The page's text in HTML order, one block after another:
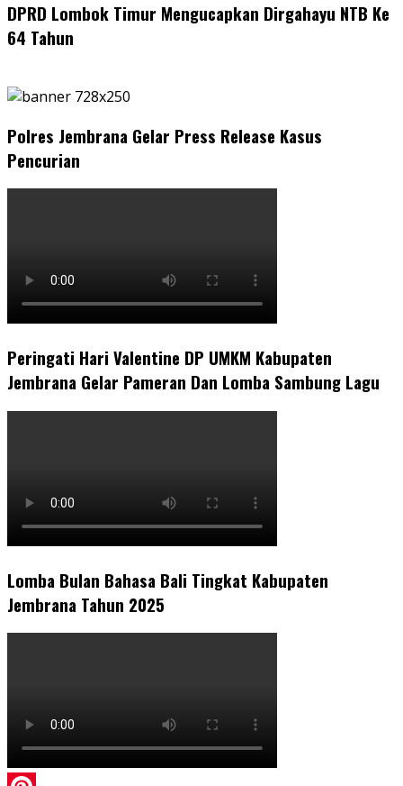
DPRD Lombok Timur Mengucapkan Dirgahayu NTB Ke
64 Tahun
Polres Jembrana Gelar Press Release Kasus
Pencurian
Peringati Hari Valentine DP UMKM Kabupaten
Jembrana Gelar Pameran Dan Lomba Sambung Lagu
Lomba Bulan Bahasa Bali Tingkat Kabupaten
Jembrana Tahun 2025